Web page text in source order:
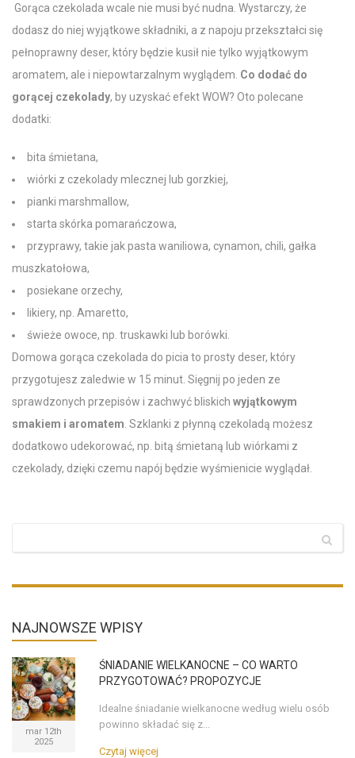
Gorąca czekolada wcale nie musi być nudna. Wystarczy, że
dodasz do niej wyjątkowe składniki, a z napoju przekształci się
pełnoprawny deser, który będzie kusił nie tylko wyjątkowym
aromatem, ale i niepowtarzalnym wyglądem. Co dodać do
gorącej czekolady, by uzyskać efekt WOW? Oto polecane
dodatki:
bita śmietana,
wiórki z czekolady mlecznej lub gorzkiej,
pianki marshmallow,
starta skórka pomarańczowa,
przyprawy, takie jak pasta waniliowa, cynamon, chili, gałka
muszkatołowa,
posiekane orzechy,
likiery, np. Amaretto,
świeże owoce, np. truskawki lub borówki.
Domowa gorąca czekolada do picia to prosty deser, który
przygotujesz zaledwie w 15 minut. Sięgnij po jeden ze
sprawdzonych przepisów i zachwyć bliskich wyjątkowym
smakiem i aromatem . Szklanki z płynną czekoladą możesz
dodatkowo udekorować, np. bitą śmietaną lub wiórkami z
czekolady, dzięki czemu napój będzie wyśmienicie wyglądał.
NAJNOWSZE WPISY
mar 12th
2025
ŚNIADANIE WIELKANOCNE – CO WARTO
PRZYGOTOWAĆ? PROPOZYCJE
Idealne śniadanie wielkanocne według wielu osób
powinno składać się z...
Czytaj więcej